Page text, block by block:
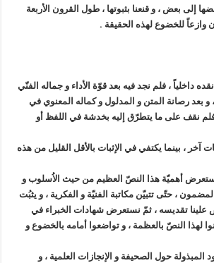
إلى بعض ، و قنعنا بثبوتها ، طول القرون الأربعة
وازعاً للخضوع لهذه الحقيقة .
داخلياً ، فلم نجد فيه بعد قوّة الأداء و جماله الفنّي
بعد رصانة المتن و المدلول و كماله المعنوي في
نقف على ما يتطرّق إليه بخدشة في اللفظ أو
آخر ، بينما يكتفي في الإثبات بالأقل القليل من هذه
أهميّة هذا النصّ العظيم من حيث الاُسلوب و
، حتّى تتبيّن مكاتبة الفنيّة و الفكرية ، و يثبُت
علينا تقديسه ، ثمّ نستعرض شهادات الخبراء في
لهذا النصّ بالعظمة ، و تواضعوا أمامه بالخضوع و
حول الصحيفة و الإنجازات العلمية ، و